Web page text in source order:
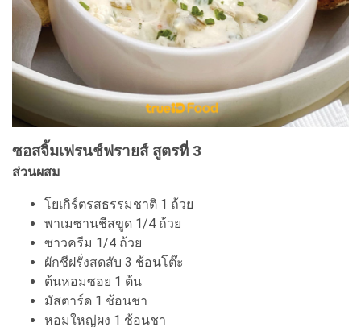
ซอสจิ้มเฟรนช์ฟรายส์ สูตรที่ 3
ส่วนผสม
โยเกิร์ตรสธรรมชาติ 1 ถ้วย
พาเมซานชีสขูด 1/4 ถ้วย
ซาวครีม 1/4 ถ้วย
ผักชีฝรั่งสดสับ 3 ช้อนโต๊ะ
ต้นหอมซอย 1 ต้น
มัสตาร์ด 1 ช้อนชา
หอมใหญ่ผง 1 ช้อนชา